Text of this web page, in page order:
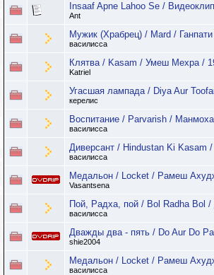
Insaaf Apne Lahoo Se /
Ant
Мужик (Храбрец) / Mard /
василисса
Клятва / Kasam / Умеш Мехра /
Katriel
Угасшая лампада / Diya Aur
керелис
Воспитание / Parvarish /
василисса
Диверсант / Hindustan Ki Kasam
василисса
Медальон / Locket / Рамеш
Vasantsena
Пой, Радха, пой / Bol Radha Bol
василисса
Дважды два - пять / Do Aur Do
shie2004
Медальон / Locket / Рамеш
василисса